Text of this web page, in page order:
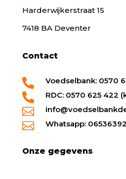
Harderwijkerstraat 15
7418 BA Deventer
Contact
 Voedselbank: 0570
 RDC: 0570 625 422

 Whatsapp:
Onze gegevens